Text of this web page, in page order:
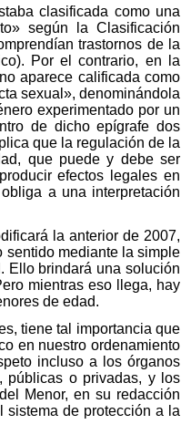
clasificada como una
según la Clasificación
trastornos de la
Por el contrario, en la
aparece calificada como
sexual», denominándola
experimentado por un
de dicho epígrafe dos
que la regulación de la
que puede y debe ser
efectos legales en
a una interpretación
la anterior de 2007,
sentido mediante la simple
Ello brindará una solución
mientras eso llega, hay
de edad.
tiene tal importancia que
en nuestro ordenamiento
incluso a los órganos
públicas o privadas, y los
Menor, en su redacción
de protección a la